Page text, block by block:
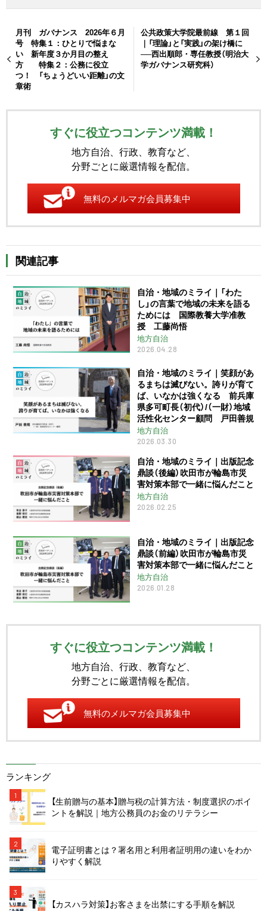
月刊 ガバナンス 2026年６月
号 特集１：ひとりで悩まな
い 新年度３か月目の整え
方 特集２：公務に役立
つ！ 「ちょうどいい距離」の文
章術
公共政策大学院最前線 第１回
｜「理論」と「実践」の架け橋に
──西出順郎・専任教授（明治大
学ガバナンス研究科）
すぐに役立つコンテンツ満載！
地方自治、行政、教育など、
分野ごとに厳選情報を配信。
無料のメルマガ会員募集中
関連記事
自治・地域のミライ｜「わた
し」の言葉で地域の未来を語る
ためには 国際教養大学准教
授 工藤尚悟
地方自治
2026.04.28
自治・地域のミライ｜笑顔があ
るまちは滅びない。誇りが育て
ば、いなかは強くなる 前兵庫
県多可町長（初代）/（一財）地域
活性化センター顧問 戸田善規
地方自治
2026.03.30
自治・地域のミライ｜出版記念
鼎談（後編）吹田市が輪島市災
害対策本部で一緒に悩んだこと
地方自治
2026.02.25
自治・地域のミライ｜出版記念
鼎談（前編）吹田市が輪島市災
害対策本部で一緒に悩んだこと
地方自治
2026.01.28
すぐに役立つコンテンツ満載！
地方自治、行政、教育など、
分野ごとに厳選情報を配信。
無料のメルマガ会員募集中
ランキング
1
【生前贈与の基本】贈与税の計算方法・制度選択のポイ
ントを解説｜地方公務員のお金のリテラシー
2
電子証明書とは？署名用と利用者証明用の違いをわか
りやすく解説
3
【カスハラ対策】お客さまを出禁にする手順を解説